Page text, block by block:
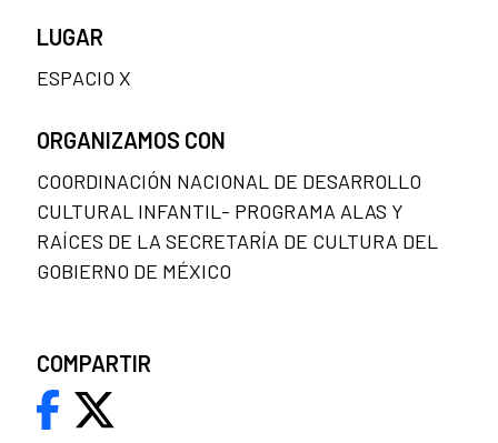
LUGAR
ESPACIO X
ORGANIZAMOS CON
COORDINACIÓN NACIONAL DE DESARROLLO
CULTURAL INFANTIL- PROGRAMA ALAS Y
RAÍCES DE LA SECRETARÍA DE CULTURA DEL
GOBIERNO DE MÉXICO
COMPARTIR